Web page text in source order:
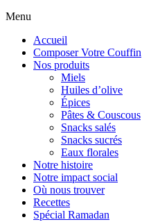
Menu
Accueil
Composer Votre Couffin
Nos produits
Miels
Huiles d’olive
Épices
Pâtes & Couscous
Snacks salés
Snacks sucrés
Eaux florales
Notre histoire
Notre impact social
Où nous trouver
Recettes
Spécial Ramadan